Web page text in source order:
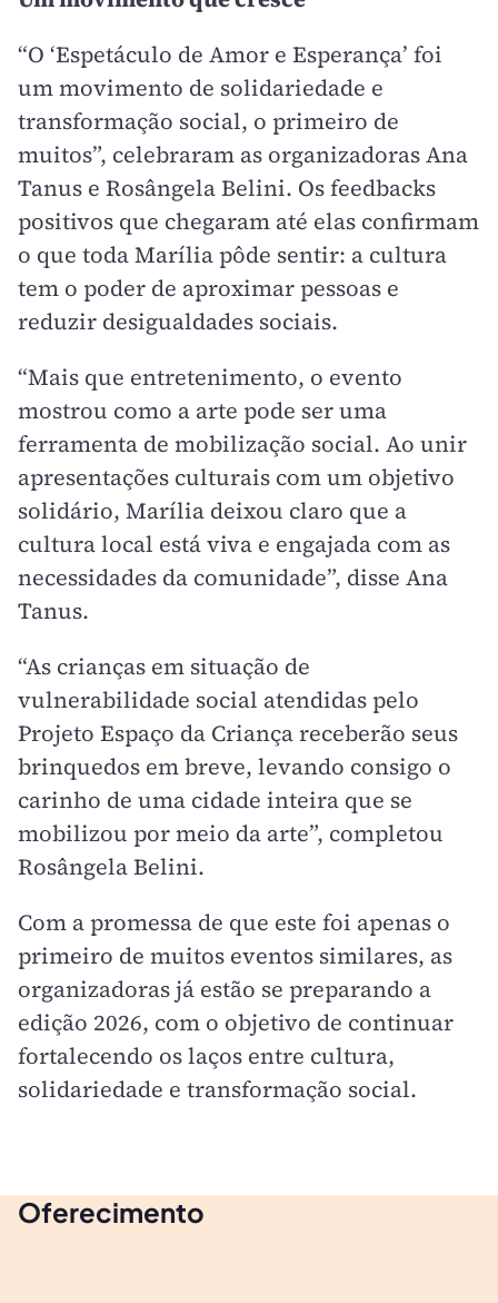
“O ‘Espetáculo de Amor e Esperança’ foi
um movimento de solidariedade e
transformação social, o primeiro de
muitos”, celebraram as organizadoras Ana
Tanus e Rosângela Belini. Os feedbacks
positivos que chegaram até elas confirmam
o que toda Marília pôde sentir: a cultura
tem o poder de aproximar pessoas e
reduzir desigualdades sociais.
“Mais que entretenimento, o evento
mostrou como a arte pode ser uma
ferramenta de mobilização social. Ao unir
apresentações culturais com um objetivo
solidário, Marília deixou claro que a
cultura local está viva e engajada com as
necessidades da comunidade”, disse Ana
Tanus.
“As crianças em situação de
vulnerabilidade social atendidas pelo
Projeto Espaço da Criança receberão seus
brinquedos em breve, levando consigo o
carinho de uma cidade inteira que se
mobilizou por meio da arte”, completou
Rosângela Belini.
Com a promessa de que este foi apenas o
primeiro de muitos eventos similares, as
organizadoras já estão se preparando a
edição 2026, com o objetivo de continuar
fortalecendo os laços entre cultura,
solidariedade e transformação social.
Oferecimento